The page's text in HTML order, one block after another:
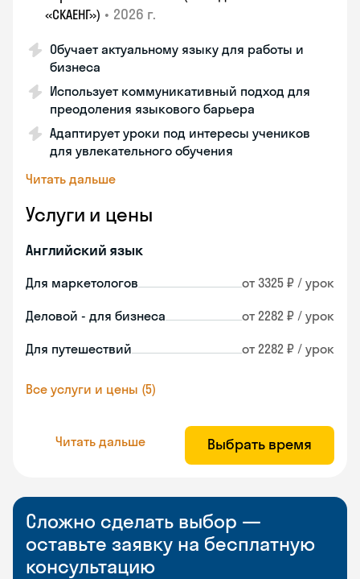
«СКАЕНГ») • 2026 г.
Обучает актуальному языку для работы и
бизнеса
Использует коммуникативный подход для
преодоления языкового барьера
Адаптирует уроки под интересы учеников
для увлекательного обучения
Читать дальше
Услуги и цены
Английский язык
Для маркетологов от 3325 ₽ / урок
Деловой - для бизнеса от 2282 ₽ / урок
Для путешествий от 2282 ₽ / урок
Все услуги и цены (5)
Читать дальше Выбрать время
Сложно сделать выбор —
оставьте заявку на бесплатную
консультацию